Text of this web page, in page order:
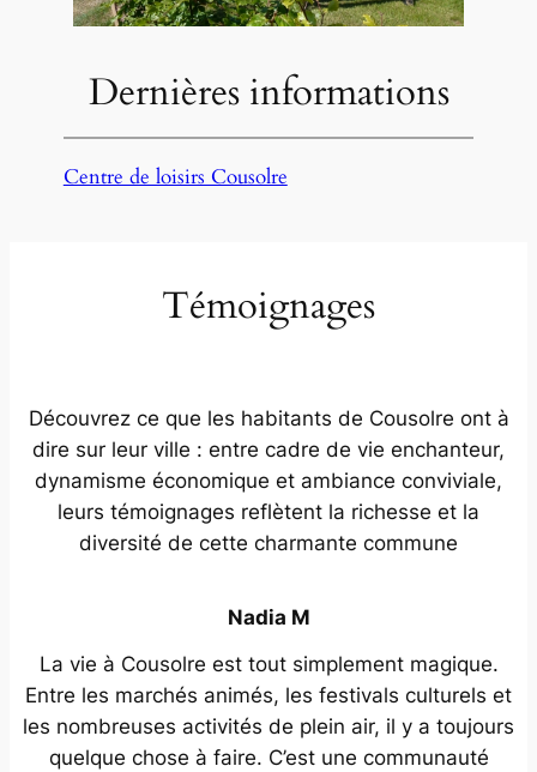
Dernières informations
Centre de loisirs Cousolre
Témoignages
Découvrez ce que les habitants de Cousolre ont à
dire sur leur ville : entre cadre de vie enchanteur,
dynamisme économique et ambiance conviviale,
leurs témoignages reflètent la richesse et la
diversité de cette charmante commune
Nadia M
La vie à Cousolre est tout simplement magique.
Entre les marchés animés, les festivals culturels et
les nombreuses activités de plein air, il y a toujours
quelque chose à faire. C’est une communauté